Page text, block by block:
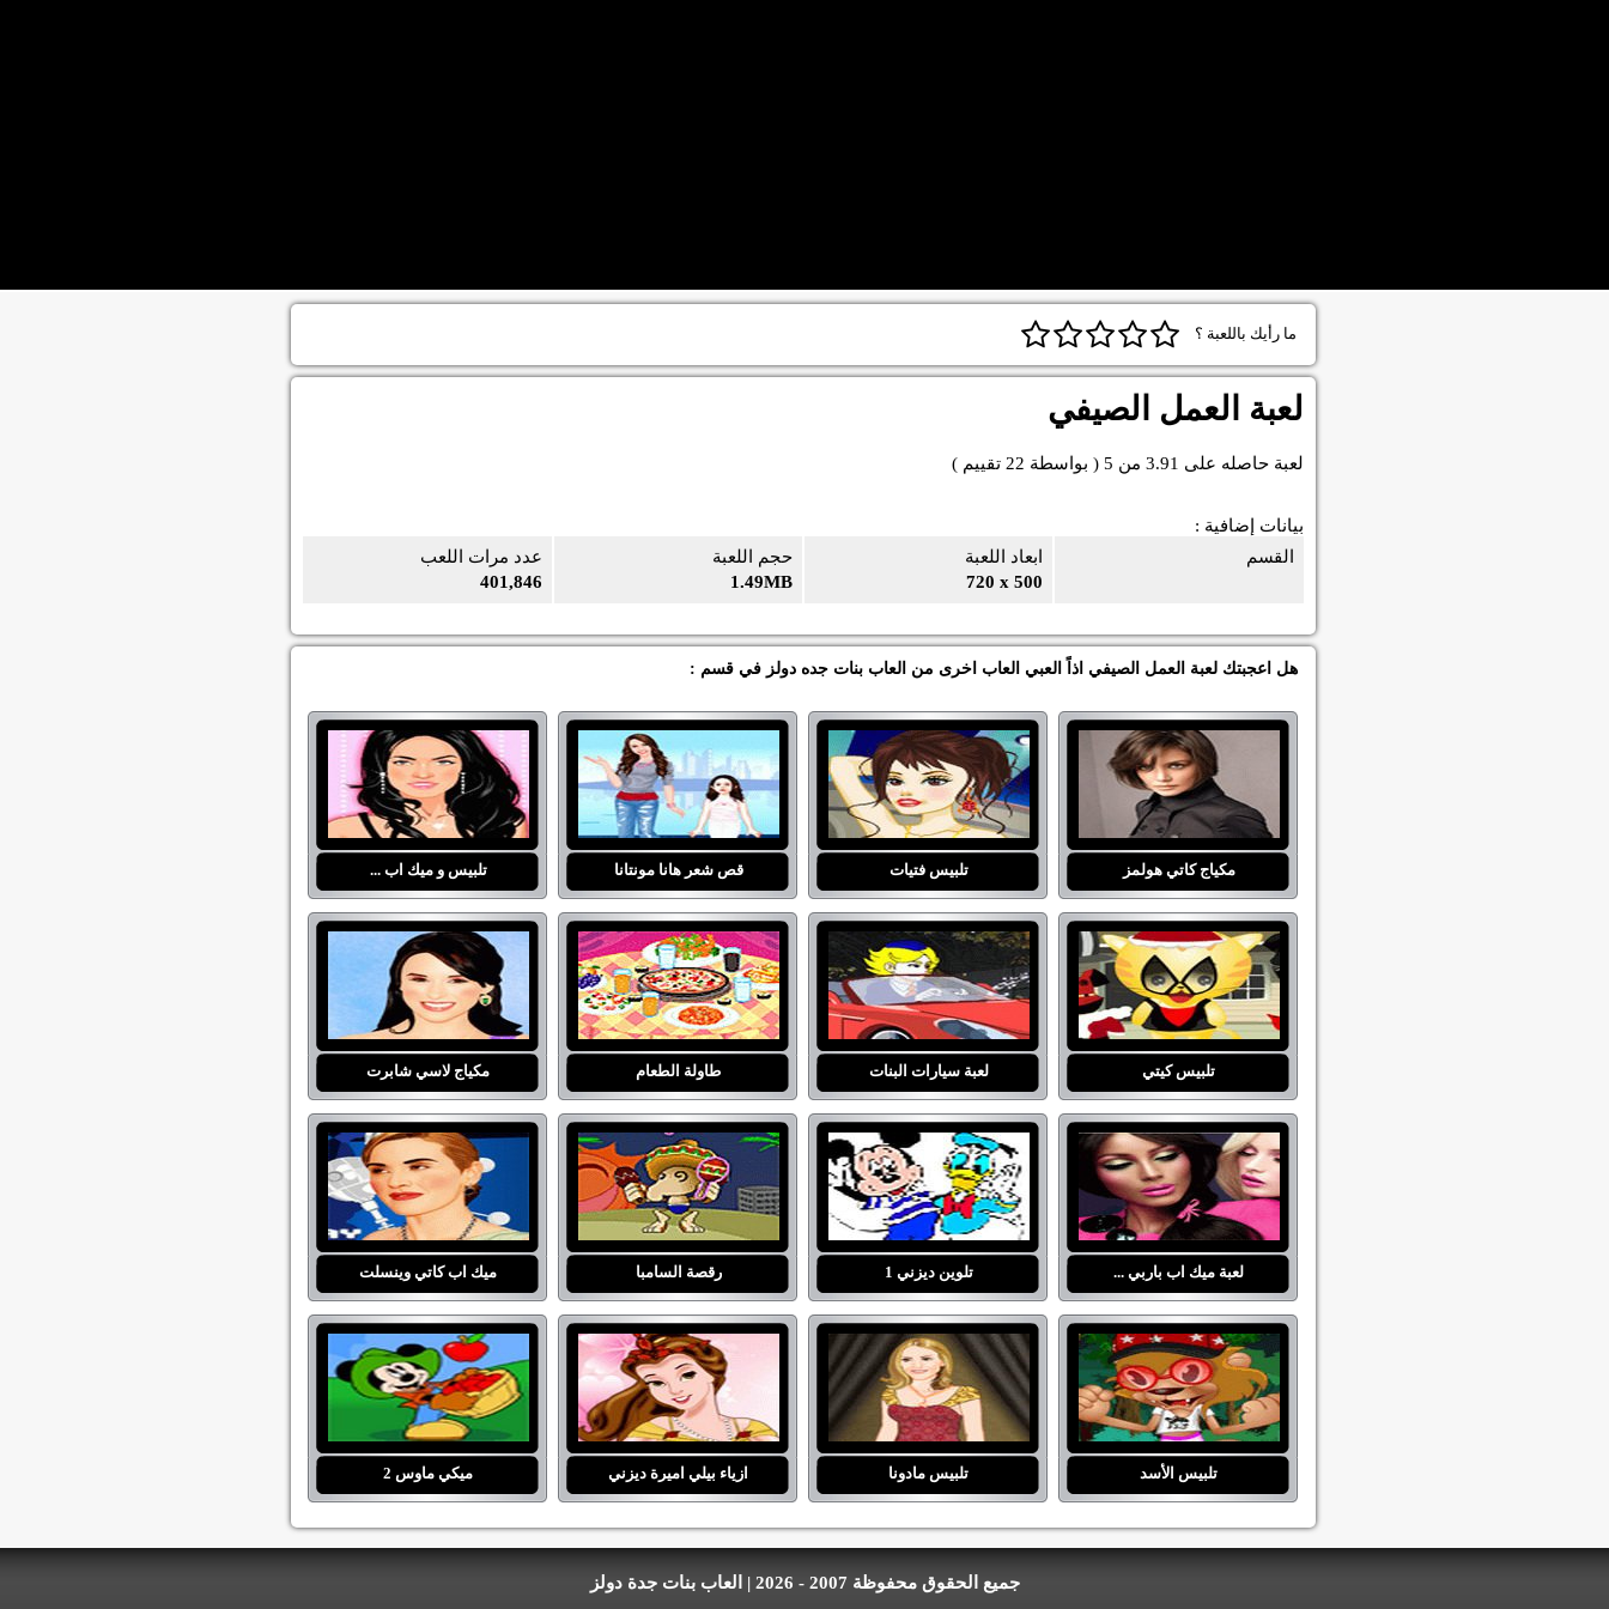
ما رأيك باللعبة ؟
لعبة العمل الصيفي
لعبة حاصله على 3.91 من 5 ( بواسطة 22 تقييم )
بيانات إضافية :
عدد مرات اللعب
401,846
حجم اللعبة
1.49MB
ابعاد اللعبة
720 x 500
القسم
هل اعجبتك لعبة العمل الصيفي اذاً العبي العاب اخرى من العاب بنات جده دولز في قسم :
مكياج كاتي هولمز تلبيس فتيات قص شعر هانا مونتانا تلبيس و ميك اب ...
تلبيس كيتي لعبة سيارات البنات طاولة الطعام مكياج لاسي شابرت
لعبة ميك اب باربي ... تلوين ديزني 1 رقصة السامبا ميك اب كاتي وينسلت
تلبيس الأسد تلبيس مادونا ازياء بيلي اميرة ديزني ميكي ماوس 2
جميع الحقوق محفوظة 2007 - 2026 | العاب بنات جدة دولز